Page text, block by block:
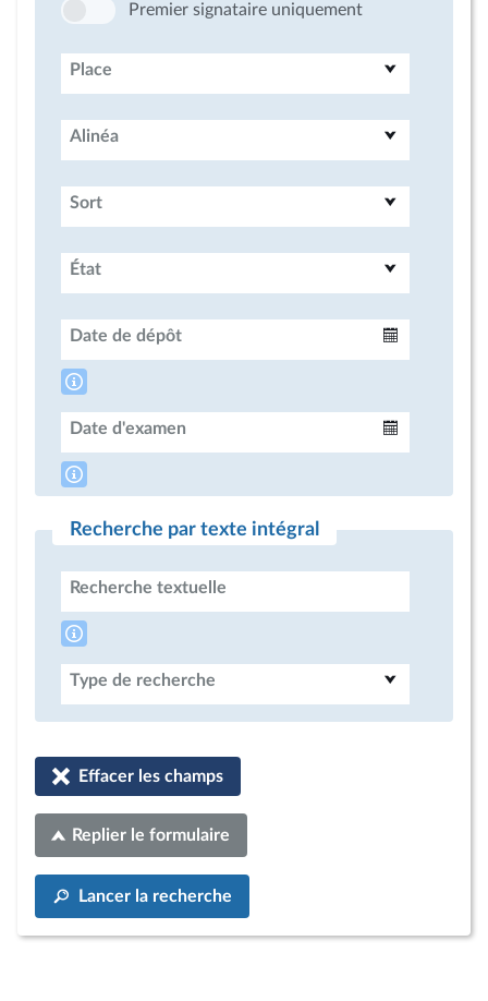
Premier signataire uniquement
Place
Alinéa
Sort
État
Date de dépôt
Date d'examen
Recherche par texte intégral
Recherche textuelle
Type de recherche
Effacer les champs
Replier le formulaire
Lancer la recherche